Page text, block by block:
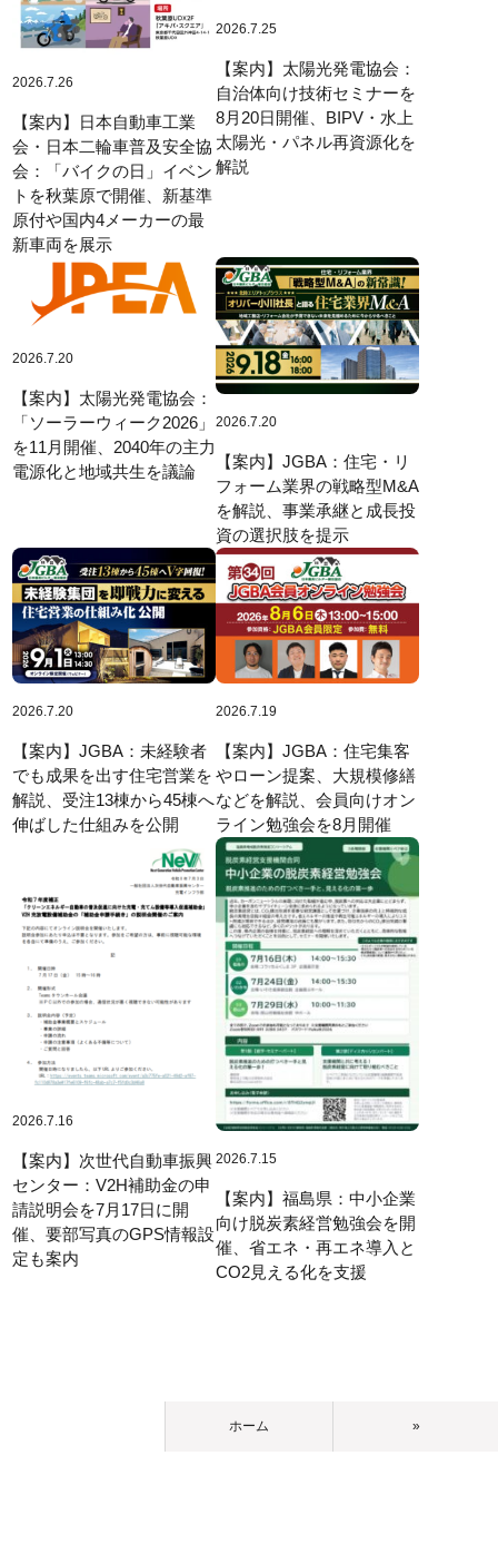
2026.7.26
【案内】日本自動車工業
会・日本二輪車普及安全協
会：「バイクの日」イベン
トを秋葉原で開催、新基準
原付や国内4メーカーの最
新車両を展示
2026.7.25
【案内】太陽光発電協会：
自治体向け技術セミナーを
8月20日開催、BIPV・水上
太陽光・パネル再資源化を
解説
2026.7.20
【案内】太陽光発電協会：
「ソーラーウィーク2026」
を11月開催、2040年の主力
電源化と地域共生を議論
2026.7.20
【案内】JGBA：住宅・リ
フォーム業界の戦略型M&A
を解説、事業承継と成長投
資の選択肢を提示
2026.7.20
【案内】JGBA：未経験者
でも成果を出す住宅営業を
解説、受注13棟から45棟へ
伸ばした仕組みを公開
2026.7.19
【案内】JGBA：住宅集客
やローン提案、大規模修繕
などを解説、会員向けオン
ライン勉強会を8月開催
2026.7.16
【案内】次世代自動車振興
センター：V2H補助金の申
請説明会を7月17日に開
催、要部写真のGPS情報設
定も案内
2026.7.15
【案内】福島県：中小企業
向け脱炭素経営勉強会を開
催、省エネ・再エネ導入と
CO2見える化を支援
ホーム »